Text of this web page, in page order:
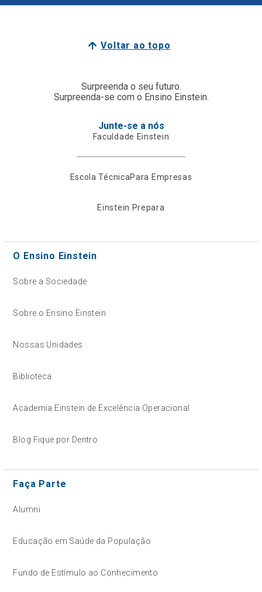
Voltar ao topo
Surpreenda o seu futuro.
Surpreenda-se com o Ensino Einstein.
Junte-se a nós
Faculdade Einstein
Escola TécnicaPara Empresas
Einstein Prepara
O Ensino Einstein
Sobre a Sociedade
Sobre o Ensino Einstein
Nossas Unidades
Biblioteca
Academia Einstein de Excelência Operacional
Blog Fique por Dentro
Faça Parte
Alumni
Educação em Saúde da População
Fundo de Estímulo ao Conhecimento